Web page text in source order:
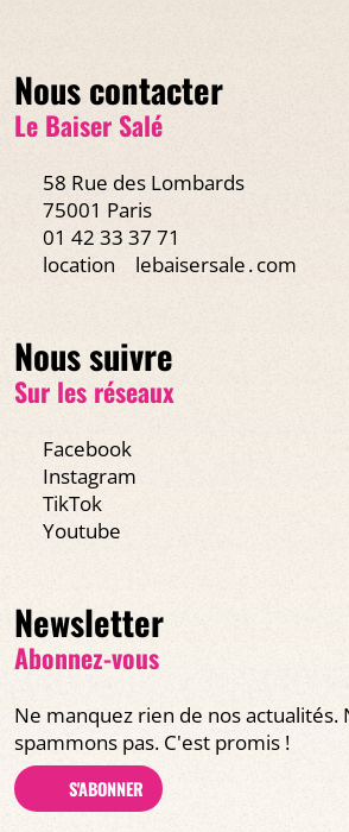
Nous contacter
Le Baiser Salé
58 Rue des Lombards
75001 Paris
01 42 33 37 71
location
lebaisersale․com
Nous suivre
Sur les réseaux
Facebook
Instagram
TikTok
Youtube
Newsletter
Abonnez-vous
Ne manquez rien de nos actualités.
spammons pas. C'est promis !
S'ABONNER